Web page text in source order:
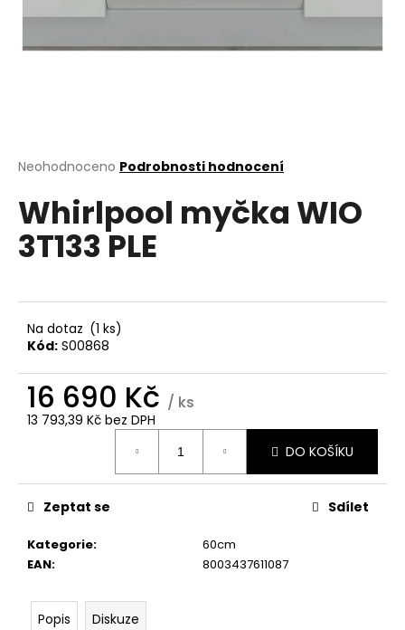
Průměrné
produktu
je
0,0
z
Neohodnoceno Podrobnosti hodnocení
Whirlpool myčka WIO
3T133 PLE
Na dotaz (1 ks)
Kód: S00868
16 690 Kč / ks
13 793,39 Kč bez DPH
DO KOŠÍKU
Kategorie:
60cm
EAN: 8003437611087
Zeptat se Sdílet
Popis Diskuze
a
j
HLEDAT
o
p
o
r
u
č
u
m
e
CANDY
DESKA